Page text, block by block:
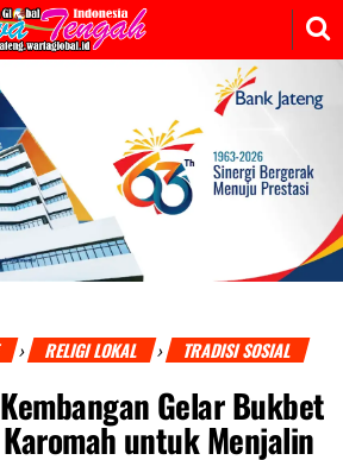
› RELIGI LOKAL › TRADISI SOSIAL
Gelar Bukbet
untuk Menjalin